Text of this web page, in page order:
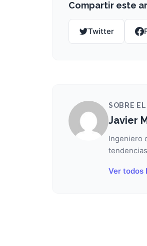
Compartir este
Twitter
SOBRE
Javier
Ingeniero
Ver